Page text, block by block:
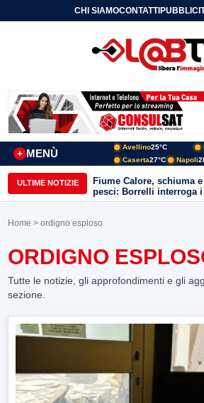
CHI SIAMOCONTATTI
MENÙ
+
Avellino25°C
Caserta27°C Napoli
ULTIME NOTIZIE
Fiume Calore, schiuma
pesci: Borrelli interroga
“Benevento paga
Home > ordigno esploso
ORDIGNO
Tutte le notizie, gli approfondimenti e gli
sezione.